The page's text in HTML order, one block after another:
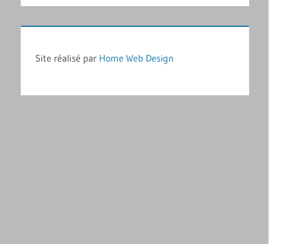
Site réalisé par Home Web Design